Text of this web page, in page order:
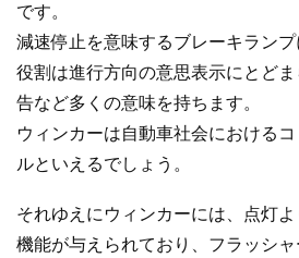
です。
減速停止を意味するブレーキラン
役割は進行方向の意思表示にとど
告など多くの意味を持ちます。
ウィンカーは自動車社会における
ルといえるでしょう。
それゆえにウィンカーには、点灯
機能が与えられており、フラッシ